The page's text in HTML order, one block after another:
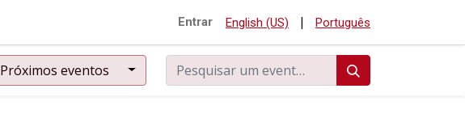
Entrar English (US) | Português
Próximos eventos